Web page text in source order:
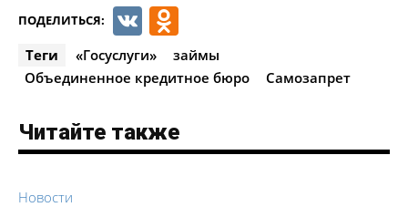
ПОДЕЛИТЬСЯ: VK
Теги «Госуслуги»
займы
Объединенное кредитное бюро
Самозапрет
Читайте также
Новости